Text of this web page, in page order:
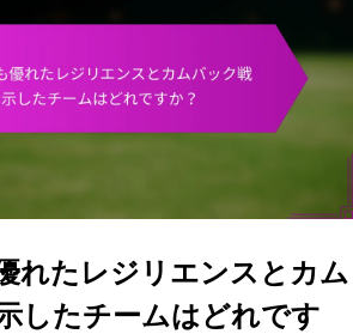
れたレジリエンスとカム
したチームはどれです